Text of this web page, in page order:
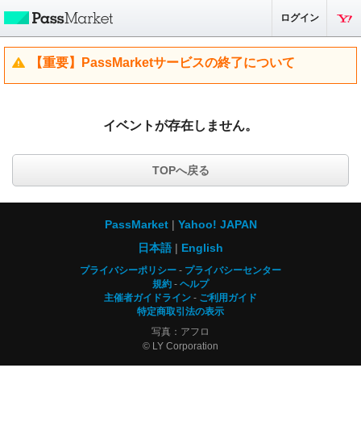
ログイン
【重要】PassMarketサービスの終了について
イベントが存在しません。
TOPへ戻る
PassMarket
Yahoo! JAPAN
日本語
English
プライバシーポリシー
プライバシーセンター
規約
ヘルプ
主催者ガイドライン
ご利用ガイド
特定商取引法の表示
写真：アフロ
© LY Corporation